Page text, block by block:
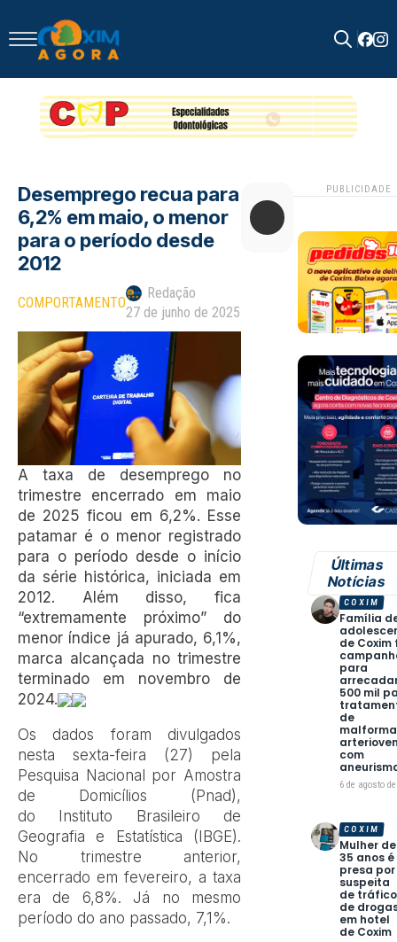
for:
Desemprego recua para
6,2% em maio, o menor
para o período desde
2012
COMPORTAMENTO
Redação
27 de junho de 2025
A taxa de desemprego no
trimestre encerrado em maio
de 2025 ficou em 6,2%. Esse
patamar é o menor registrado
para o período desde o início
da série histórica, iniciada em
2012. Além disso, fica
“extremamente próximo” do
menor índice já apurado, 6,1%,
marca alcançada no trimestre
terminado em novembro de
2024.
Os dados foram divulgados
nesta sexta-feira (27) pela
Pesquisa Nacional por Amostra
de Domicílios (Pnad),
do Instituto Brasileiro de
Geografia e Estatística (IBGE).
No trimestre anterior,
encerrado em fevereiro, a taxa
era de 6,8%. Já no mesmo
período do ano passado, 7,1%.
PUBLICIDADE
Últimas
Notícias
Família
de Coxim
para
500 mil
de
com
6 de agosto
COXIM
Mulher de
35 anos é
presa por
suspeita
de tráfico
de
em hotel
de Coxim
COXIM